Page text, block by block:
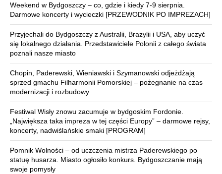
Weekend w Bydgoszczy – co, gdzie i kiedy 7-9 sierpnia.
Darmowe koncerty i wycieczki [PRZEWODNIK PO IMPREZACH]
Przyjechali do Bydgoszczy z Australii, Brazylii i USA, aby uczyć
się lokalnego działania. Przedstawiciele Polonii z całego świata
poznali nasze miasto
Chopin, Paderewski, Wieniawski i Szymanowski odjeżdżają
sprzed gmachu Filharmonii Pomorskiej – pożegnanie na czas
modernizacji i rozbudowy
Festiwal Wisły znowu zacumuje w bydgoskim Fordonie.
„Największa taka impreza w tej części Europy” – darmowe rejsy,
koncerty, nadwiślańskie smaki [PROGRAM]
Pomnik Wolności – od uczczenia mistrza Paderewskiego po
statuę husarza. Miasto ogłosiło konkurs. Bydgoszczanie mają
swoje pomysły